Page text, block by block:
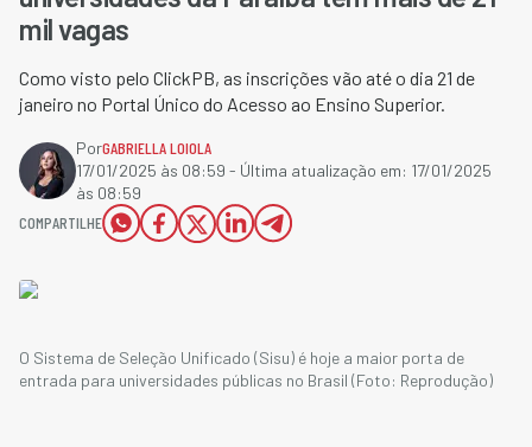
mil vagas
Como visto pelo ClickPB, as inscrições vão até o dia 21 de
janeiro no Portal Único do Acesso ao Ensino Superior.
PorGABRIELLA LOIOLA
17/01/2025 às 08:59 - Última atualização em: 17/01/2025
às 08:59
COMPARTILHE
O Sistema de Seleção Unificado (Sisu) é hoje a maior porta de
entrada para universidades públicas no Brasil (Foto: Reprodução)